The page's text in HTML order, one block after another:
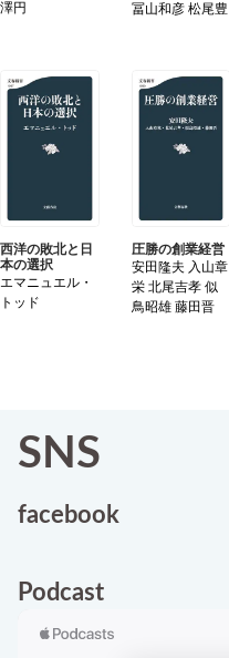
澤円
冨山和彦 松尾豊
西洋の敗北と日
本の選択
エマニュエル・
トッド
圧勝の創業経営
安田隆夫 入山章
栄 北尾吉孝 似
鳥昭雄 藤田晋
SNS
facebook
Podcast